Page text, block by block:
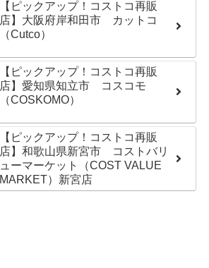
【ピックアップ！コストコ再販
店】大阪府岸和田市 カットコ
（Cutco）
【ピックアップ！コストコ再販
店】愛知県知立市 コスコモ
（COSKOMO）
【ピックアップ！コストコ再販
店】和歌山県新宮市 コストバリ
ューマーケット（COST VALUE
MARKET）新宮店